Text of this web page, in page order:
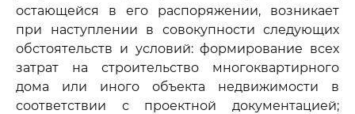
остающейся в его распоряжении, возникает
при наступлении в совокупности следующих
обстоятельств и условий: формирование всех
затрат на строительство многоквартирного
дома или иного объекта недвижимости в
соответствии с проектной документацией;